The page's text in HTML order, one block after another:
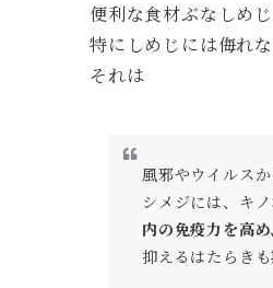
便利な食材ぶなしめ
特にしめじには侮れ
それは
風邪やウイルス
シメジには、キ
内の免疫力を高
抑えるはたらき